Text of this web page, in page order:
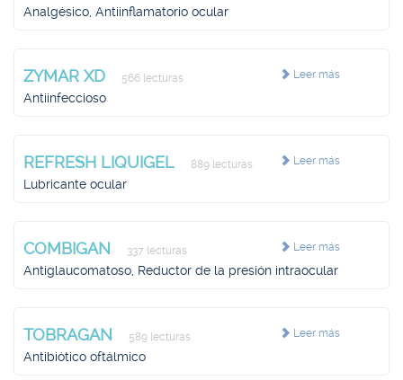
Analgésico, Antiinflamatorio ocular
Leer más
ZYMAR XD 566 lecturas
Antiinfeccioso
Leer más
REFRESH LIQUIGEL 889 lecturas
Lubricante ocular
Leer más
COMBIGAN 337 lecturas
Antiglaucomatoso, Reductor de la presión intraocular
Leer más
TOBRAGAN 589 lecturas
Antibiótico oftálmico